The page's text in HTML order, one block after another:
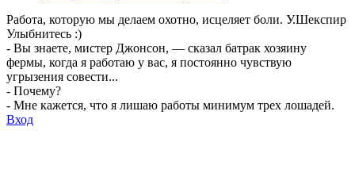
Работа, которую мы делаем охотно, исцеляет боли. У.Шекспир
Улыбнитесь :)
- Вы знаете, мистер Джонсон, — сказал батрак хозяину
фермы, когда я работаю у вас, я постоянно чувствую
угрызения совести...
- Почему?
- Мне кажется, что я лишаю работы минимум трех лошадей.
Вход